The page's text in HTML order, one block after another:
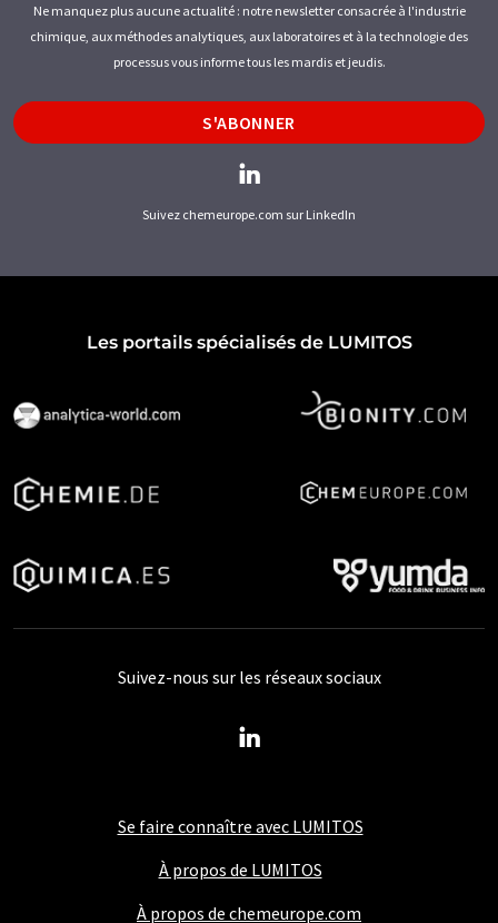
Ne manquez plus aucune actualité : notre newsletter consacrée à l'industrie
chimique, aux méthodes analytiques, aux laboratoires et à la technologie des
processus vous informe tous les mardis et jeudis.
S'ABONNER
Suivez chemeurope.com sur LinkedIn
Les portails spécialisés de LUMITOS
Se faire connaître avec LUMITOS
À propos de LUMITOS
À propos de chemeurope.com
Suivez-nous sur les réseaux sociaux